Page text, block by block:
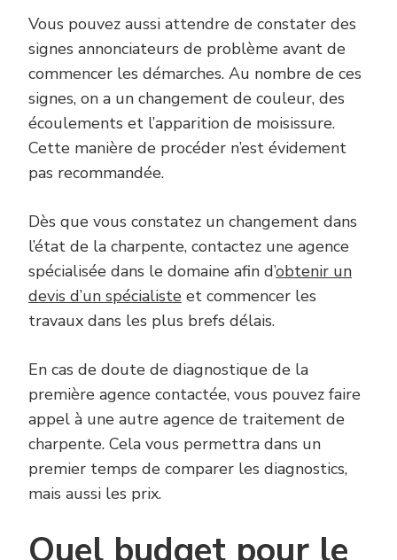
Vous pouvez aussi attendre de constater des
signes annonciateurs de problème avant de
commencer les démarches. Au nombre de ces
signes, on a un changement de couleur, des
écoulements et l’apparition de moisissure.
Cette manière de procéder n’est évidement
pas recommandée.
Dès que vous constatez un changement dans
l’état de la charpente, contactez une agence
spécialisée dans le domaine afin d’obtenir un
devis d’un spécialiste et commencer les
travaux dans les plus brefs délais.
En cas de doute de diagnostique de la
première agence contactée, vous pouvez faire
appel à une autre agence de traitement de
charpente. Cela vous permettra dans un
premier temps de comparer les diagnostics,
mais aussi les prix.
Quel budget pour le